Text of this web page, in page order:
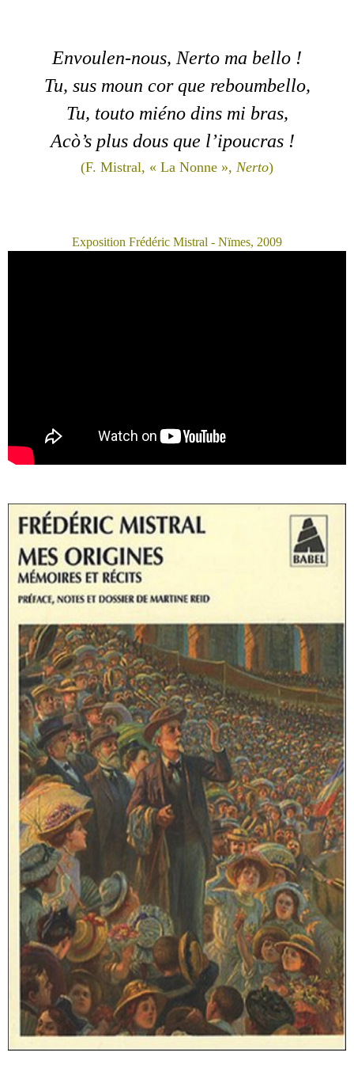
Envoulen-nous, Nerto ma bello !
Tu, sus moun cor que reboumbello,
Tu, touto miéno dins mi bras,
Acò’s plus dous que l’ipoucras !
(F. Mistral, « La Nonne », Nerto)
Exposition Frédéric Mistral - Nïmes, 2009